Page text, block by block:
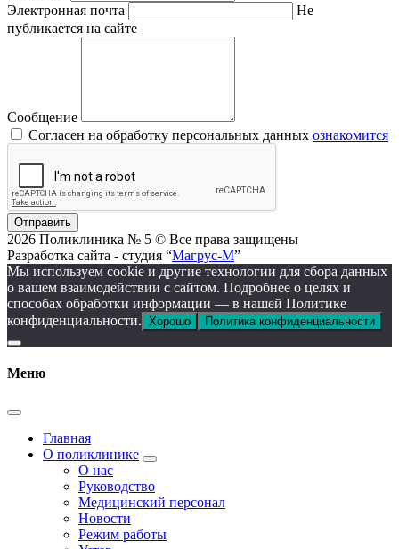
Электронная почта
Не
публикается на сайте
Сообщение
Согласен на обработку персональных данных ознакомится
Отправить
2026 Поликлиника № 5 © Все права защищены
Разработка сайта - студия “Магрус-М”
Мы используем cookie и другие технологии для сбора данных
о вашем взаимодействии с сайтом. Подробнее о целях и
способах обработки информации — в нашей Политике
конфиденциальности. Хорошо Политика конфиденциальности
Меню
Главная
О поликлинике
О нас
Руководство
Медицинский персонал
Новости
Режим работы